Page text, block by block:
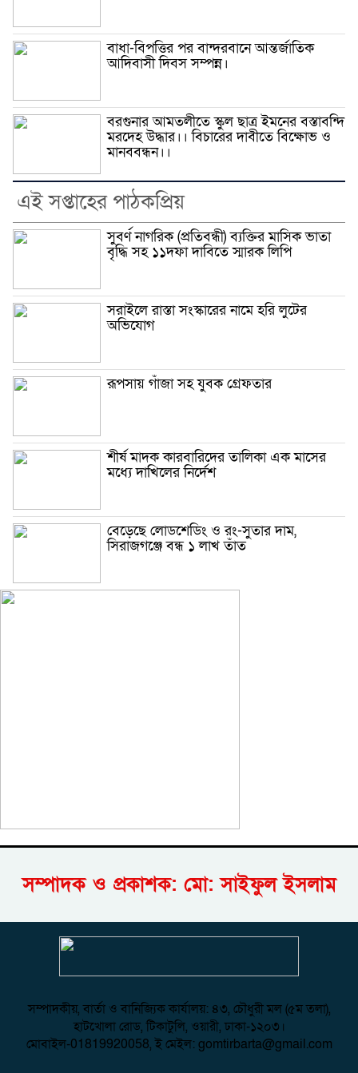
বাধা-বিপত্তির পর বান্দরবানে আন্তর্জাতিক
আদিবাসী দিবস সম্পন্ন।
বরগুনার আমতলীতে স্কুল ছাত্র ইমনের বস্তাবন্দি
মরদেহ উদ্ধার।। বিচারের দাবীতে বিক্ষোভ ও
মানববন্ধন।।
এই সপ্তাহের পাঠকপ্রিয়
সুবর্ণ নাগরিক (প্রতিবন্ধী) ব্যক্তির মাসিক ভাতা
বৃদ্ধি সহ ১১দফা দাবিতে স্মারক লিপি
সরাইলে রাস্তা সংস্কারের নামে হরি লুটের
অভিযোগ
রূপসায় গাঁজা সহ যুবক গ্রেফতার
শীর্ষ মাদক কারবারিদের তালিকা এক মাসের
মধ্যে দাখিলের নির্দেশ
বেড়েছে লোডশেডিং ও রং-সুতার দাম,
সিরাজগঞ্জে বন্ধ ১ লাখ তাঁত
সম্পাদক ও প্রকাশক: মো: সাইফুল ইসলাম
সম্পাদকীয়, বার্তা ও বানিজ্যিক কার্যালয়: ৪৩, চৌধুরী মল (৫ম তলা),
হাটখোলা রোড, টিকাটুলি, ওয়ারী, ঢাকা-১২০৩।
মোবাইল-01819920058, ই মেইল: gomtirbarta@gmail.com